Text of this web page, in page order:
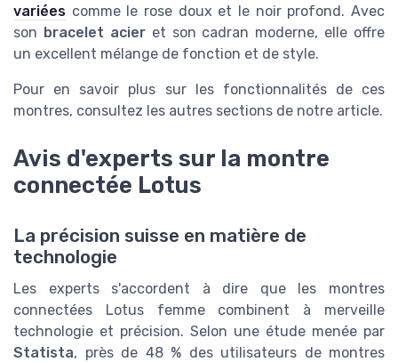
variées comme le rose doux et le noir profond. Avec
son bracelet acieret son cadran moderne, elle offre
un excellent mélange de fonction et de style.
Pour en savoir plus sur les fonctionnalités de ces
montres, consultez les autres sections de notre article.
Avis d'experts sur la montre
connectée Lotus
La précision suisse en matière de
technologie
Les experts s'accordent à dire que les montres
connectées Lotus femme combinent à merveille
technologie et précision. Selon une étude menée par
Statista, près de 48 % des utilisateurs de montres